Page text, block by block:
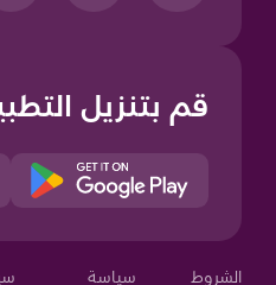
قم بتنزيل
الشروط سياسة